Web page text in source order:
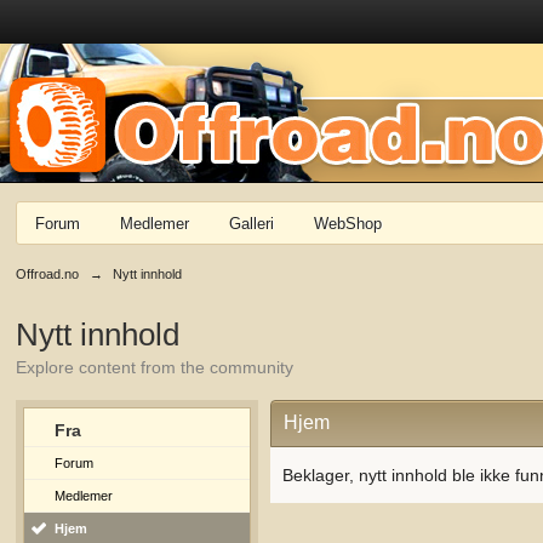
Forum Medlemer Galleri WebShop
Offroad.no → Nytt innhold
Nytt innhold
Explore content from the community
Fra
Forum
Medlemer
Hjem
Hjem
Beklager, nytt innhold ble ikke